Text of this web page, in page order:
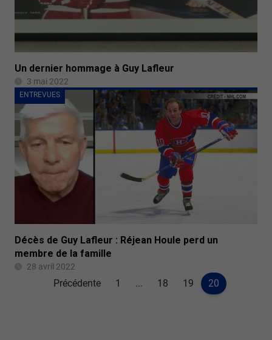
Un dernier hommage à Guy Lafleur
3 mai 2022
ENTREVUES
Décès de Guy Lafleur : Réjean Houle perd un
membre de la famille
28 avril 2022
Précédente 1 ... 18 19 20